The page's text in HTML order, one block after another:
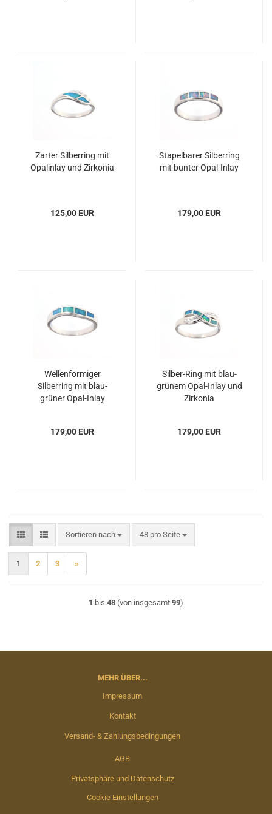
Zarter Silberring mit
Opalinlay und Zirkonia
125,00 EUR
Stapelbarer Silberring
mit bunter Opal-Inlay
179,00 EUR
Wellenförmiger
Silberring mit blau-
grüner Opal-Inlay
179,00 EUR
Silber-Ring mit blau-
grünem Opal-Inlay und
Zirkonia
179,00 EUR
Sortieren nach
Sortieren nach 48 pro Seite
pro Seite
1 2 3 »
1 bis 48 (von insgesamt 99)
MEHR ÜBER...
Impressum
Kontakt
Versand- & Zahlungsbedingungen
AGB
Privatsphäre und Datenschutz
Cookie Einstellungen